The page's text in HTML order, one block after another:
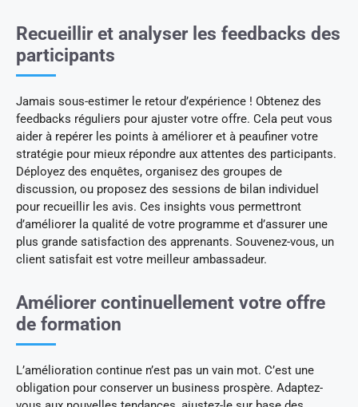
Recueillir et analyser les feedbacks des
participants
Jamais sous-estimer le retour d’expérience ! Obtenez des
feedbacks réguliers pour ajuster votre offre. Cela peut vous
aider à repérer les points à améliorer et à peaufiner votre
stratégie pour mieux répondre aux attentes des participants.
Déployez des enquêtes, organisez des groupes de
discussion, ou proposez des sessions de bilan individuel
pour recueillir les avis. Ces insights vous permettront
d’améliorer la qualité de votre programme et d’assurer une
plus grande satisfaction des apprenants. Souvenez-vous, un
client satisfait est votre meilleur ambassadeur.
Améliorer continuellement votre offre
de formation
L’amélioration continue n’est pas un vain mot. C’est une
obligation pour conserver un business prospère. Adaptez-